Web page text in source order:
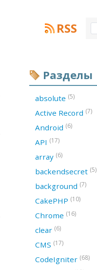
RSS
Разделы
absolute (5)
Active Record (7)
Android (6)
API (17)
array (6)
backendsecret (5)
background (7)
CakePHP (10)
Chrome (16)
clear (6)
CMS (17)
CodeIgniter (68)